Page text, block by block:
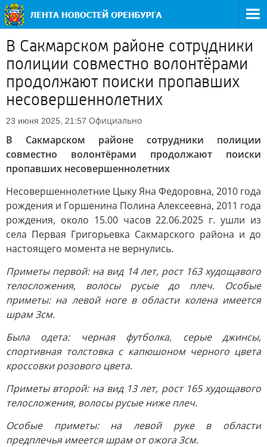
В Сакмарском районе сотрудники
полиции совместно волонтёрами
продолжают поиски пропавших
несовершеннолетних
23 июня 2025, 21:57 Официально
В Сакмарском районе сотрудники полиции
совместно волонтёрами продолжают поиски
пропавших несовершеннолетних
Несовершеннолетние Цыку Яна Федоровна, 2010 года
рождения и Горшенина Полина Алексеевна, 2011 года
рождения, около 15.00 часов 22.06.2025 г. ушли из
села Первая Григорьевка Сакмарского района и до
настоящего момента не вернулись.
Приметы первой: на вид 14 лет, рост 163 худощавого
телосложения, волосы русые до плеч. Особые
приметы: на левой ноге в области колена имеется
шрам 3см.
Была одета: черная футболка, серые джинсы,
спортивная толстовка с капюшоном черного цвета
кроссовки розового цвета.
Приметы второй: на вид 13 лет, рост 165 худощавого
телосложения, волосы русые ниже плеч.
Особые приметы: на левой руке в области
предплечья имеется шрам от ожога 3см.